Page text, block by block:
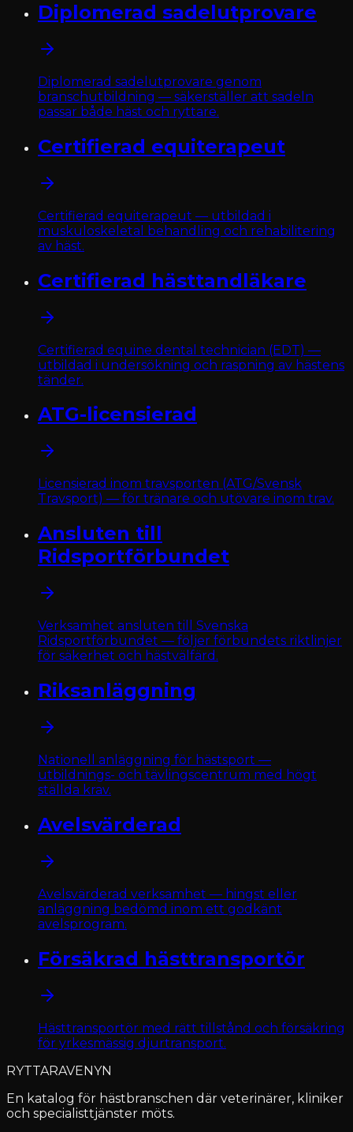
Diplomerad sadelutprovare
Diplomerad sadelutprovare genom
branschutbildning — säkerställer att sadeln
passar både häst och ryttare.
Certifierad equiterapeut
Certifierad equiterapeut — utbildad i
muskuloskeletal behandling och rehabilitering
av häst.
Certifierad hästtandläkare
Certifierad equine dental technician (EDT) —
utbildad i undersökning och raspning av hästens
tänder.
ATG-licensierad
Licensierad inom travsporten (ATG/Svensk
Travsport) — för tränare och utövare inom trav.
Ansluten till
Ridsportförbundet
Verksamhet ansluten till Svenska
Ridsportförbundet — följer förbundets riktlinjer
för säkerhet och hästvälfärd.
Riksanläggning
Nationell anläggning för hästsport —
utbildnings- och tävlingscentrum med högt
ställda krav.
Avelsvärderad
Avelsvärderad verksamhet — hingst eller
anläggning bedömd inom ett godkänt
avelsprogram.
Försäkrad hästtransportör
Hästtransportör med rätt tillstånd och försäkring
för yrkesmässig djurtransport.
RYTTARAVENYN
En katalog för hästbranschen där veterinärer, kliniker
och specialisttjänster möts.